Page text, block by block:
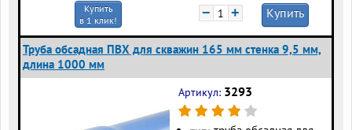
Купить
в 1 клик!
− + Купить
Труба обсадная ПВХ для скважин 165 мм стенка 9,5 мм,
длина 1000 мм
Артикул: 3293